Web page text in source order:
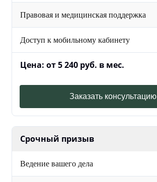
Правовая и медицинская поддержка
Доступ к мобильному кабинету
Цена: от 5 240 руб. в мес.
Заказать консультацию
Срочный призыв
Ведение вашего дела